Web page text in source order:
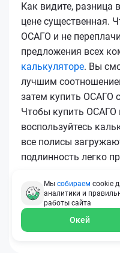
Как видите, разница
цене существенная.
ОСАГО и не
предложения всех
калькуляторе. Вы
лучшим
затем купить ОСАГО
Чтобы купить ОСАГО
воспользуйтесь
все полисы
подлинность легко
актуальны для
*Минимальная цена
(безаварийный стаж,
т.д.). Узнать точную
можно с помощью
Мы собираем cookie
аналитики и
работы сайта
Окей